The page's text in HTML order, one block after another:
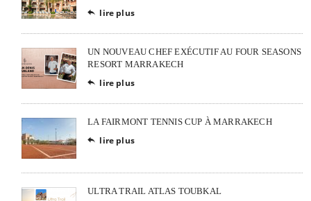
 lire plus
UN NOUVEAU CHEF EXÉCUTIF AU FOUR SEASONS
RESORT MARRAKECH
 lire plus
LA FAIRMONT TENNIS CUP À MARRAKECH
 lire plus
ULTRA TRAIL ATLAS TOUBKAL